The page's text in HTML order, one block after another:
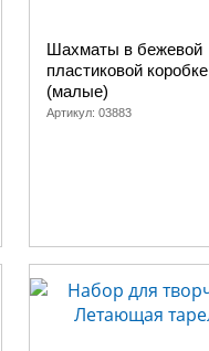
Шахматы в бежевой
пластиковой коробке
(малые)
Артикул: 03883